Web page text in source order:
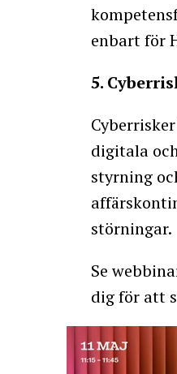
enbart för
5.
digitala
styrning
störningar.
Se
dig för att